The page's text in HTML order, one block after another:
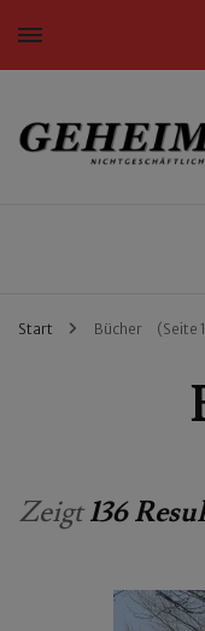
Nichtgeschäftliche
Start Bücher (Seite
Zeigt136